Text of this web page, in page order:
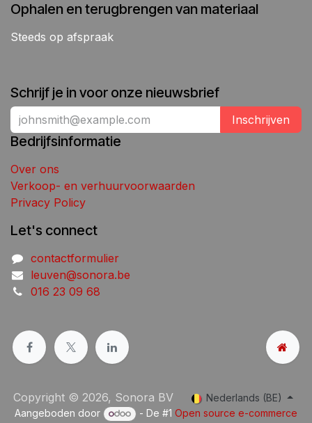
Ophalen en terugbrengen van materiaal
Steeds op afspraak
Schrijf je in voor onze nieuwsbrief
Inschrijven
Bedrijfsinformatie
Over ons
Verkoop- en verhuurvoorwaarden
Privacy Policy
Let's connect
contactformulier
leuven@sonora.be
016 23 09 68
Copyright © 2026, Sonora BV
Nederlands (BE)
Aangeboden door
- De #1Open source e-commerce